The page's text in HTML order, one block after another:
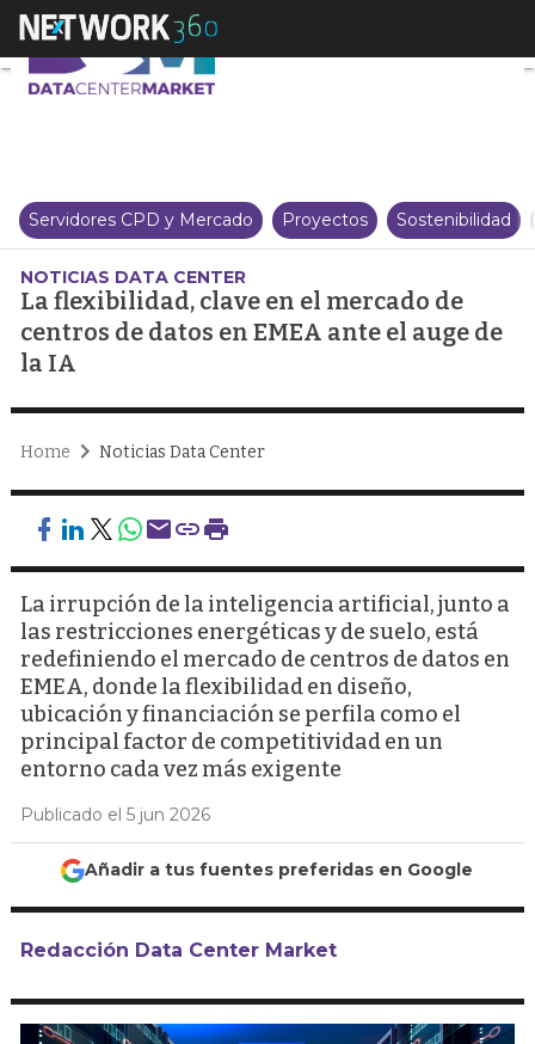
La flexibilidad, clave en el
Servidores CPD y Mercado Proyectos Sostenibilidad
NOTICIAS DATA CENTER
La flexibilidad, clave en el mercado de
centros de datos en EMEA ante el auge de
la IA
Home Noticias Data Center
La irrupción de la inteligencia artificial, junto a
las restricciones energéticas y de suelo, está
redefiniendo el mercado de centros de datos en
EMEA, donde la flexibilidad en diseño,
ubicación y financiación se perfila como el
principal factor de competitividad en un
entorno cada vez más exigente
Publicado el 5 jun 2026
Añadir a tus fuentes preferidas en Google
Redacción Data Center Market